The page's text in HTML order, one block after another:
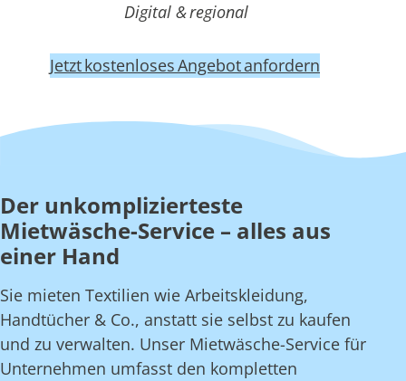
Digital & regional
Jetzt kostenloses Angebot anfordern
Der unkomplizierteste
Mietwäsche-Service – alles aus
einer Hand
Sie mieten Textilien wie Arbeitskleidung,
Handtücher & Co., anstatt sie selbst zu kaufen
und zu verwalten. Unser Mietwäsche-Service für
Unternehmen umfasst den kompletten